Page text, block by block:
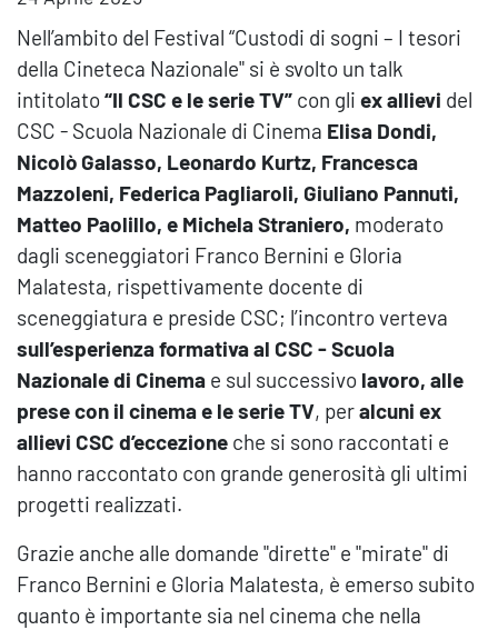
Nell’ambito del Festival “Custodi di sogni – I tesori
della Cineteca Nazionale" si è svolto un talk
intitolato“Il CSC e le serie TV” con gli ex allievi del
CSC - Scuola Nazionale di Cinema Elisa Dondi,
Nicolò Galasso, Leonardo Kurtz, Francesca
Mazzoleni, Federica Pagliaroli, Giuliano Pannuti,
Matteo Paolillo, e Michela Straniero, moderato
dagli sceneggiatori Franco Bernini e Gloria
Malatesta, rispettivamente docente di
sceneggiatura e preside CSC; l’incontro verteva
sull’esperienza formativa al CSC - Scuola
Nazionale di Cinema e sul successivo lavoro, alle
prese con il cinema e le serie TV, peralcuni ex
allievi CSC d’eccezione che si sono raccontati e
hanno raccontato con grande generosità gli ultimi
progetti realizzati.
Grazie anche alle domande "dirette" e "mirate" di
Franco Bernini e Gloria Malatesta, è emerso subito
quanto è importante sia nel cinema che nella